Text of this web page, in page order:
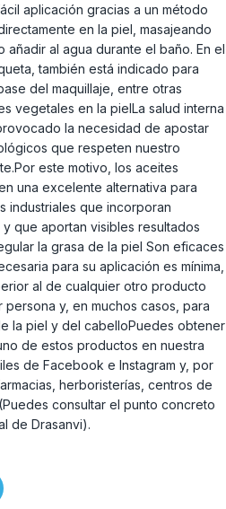
aplicación gracias a un método
en la piel, masajeando
añadir al agua durante el baño. En el
también está indicado para
del maquillaje, entre otras
vegetales en la pielLa salud interna
la necesidad de apostar
que respeten nuestro
este motivo, los aceites
una excelente alternativa para
industriales que incorporan
que aportan visibles resultados
la grasa de la piel Son eficaces
para su aplicación es mínima,
al de cualquier otro producto
y, en muchos casos, para
la piel y del cabelloPuedes obtener
de estos productos en nuestra
de Facebook e Instagram y, por
herboristerías, centros de
consultar el punto concreto
de Drasanvi).